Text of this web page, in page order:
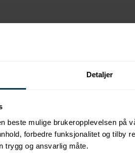
Detaljer
beste mulige brukeropplevelsen på
forbedre funksjonalitet og tilby
trygg og ansvarlig måte.
Competence
Courses for
Industries